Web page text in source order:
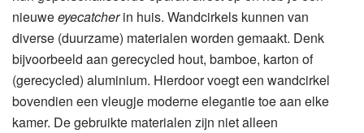
nieuweeyecatcherin huis. Wandcirkels kunnen van
diverse (duurzame) materialen worden gemaakt. Denk
bijvoorbeeld aan gerecycled hout, bamboe, karton of
(gerecycled) aluminium. Hierdoor voegt een wandcirkel
bovendien een vleugje moderne elegantie toe aan elke
kamer. De gebruikte materialen zijn niet alleen